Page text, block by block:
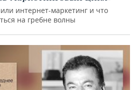
интернет-маркетинг и что
на гребне волны